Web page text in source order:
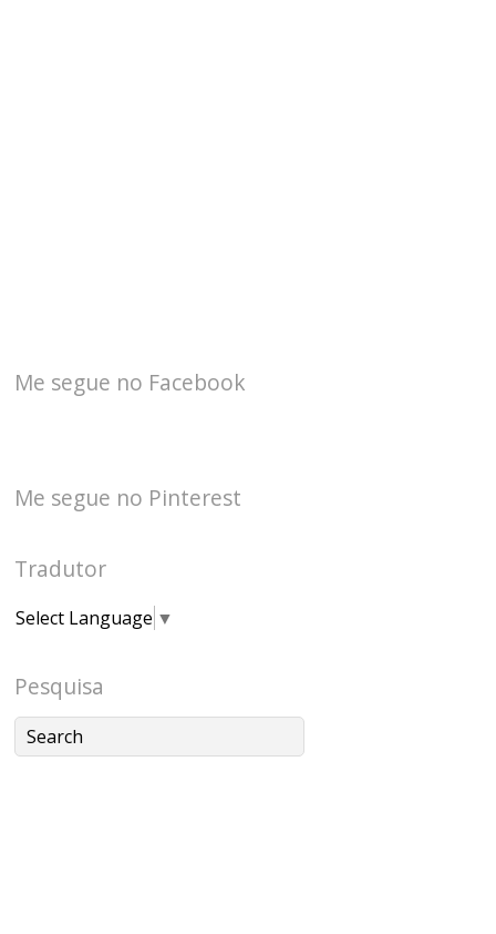
Me segue no Facebook
Me segue no Pinterest
Tradutor
Select Language ▼
Pesquisa